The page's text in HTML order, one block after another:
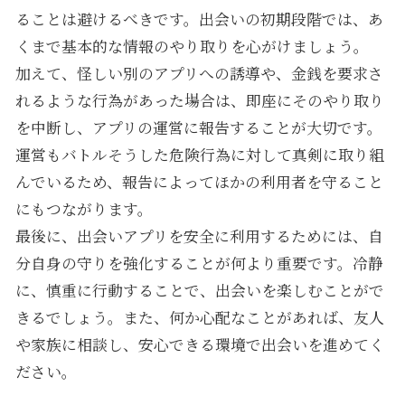
ることは避けるべきです。出会いの初期段階では、あ
くまで基本的な情報のやり取りを心がけましょう。
加えて、怪しい別のアプリへの誘導や、金銭を要求さ
れるような行為があった場合は、即座にそのやり取り
を中断し、アプリの運営に報告することが大切です。
運営もバトルそうした危険行為に対して真剣に取り組
んでいるため、報告によってほかの利用者を守ること
にもつながります。
最後に、出会いアプリを安全に利用するためには、自
分自身の守りを強化することが何より重要です。冷静
に、慎重に行動することで、出会いを楽しむことがで
きるでしょう。また、何か心配なことがあれば、友人
や家族に相談し、安心できる環境で出会いを進めてく
ださい。